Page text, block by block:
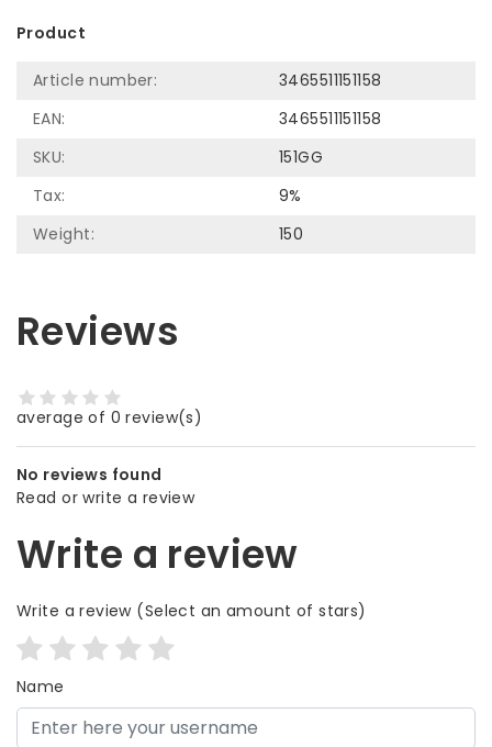
Product
Article number:
3465511151158
EAN:
3465511151158
SKU:
151GG
Tax:
9%
Weight:
150
Reviews
average of 0 review(s)
No reviews found
Read or write a review
Write a review
Write a review(Select an amount of stars)
Name